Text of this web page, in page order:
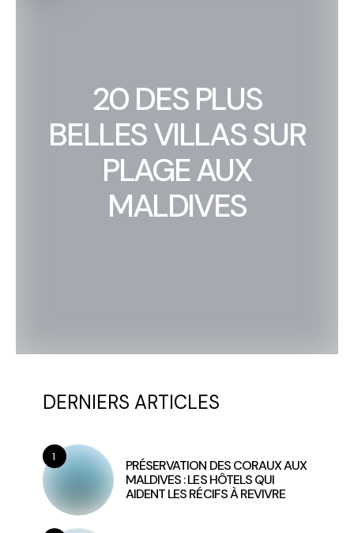
20 DES PLUS
BELLES VILLAS SUR
PLAGE AUX
MALDIVES
DERNIERS ARTICLES
1
PRÉSERVATION DES CORAUX AUX
MALDIVES : LES HÔTELS QUI
AIDENT LES RÉCIFS À REVIVRE